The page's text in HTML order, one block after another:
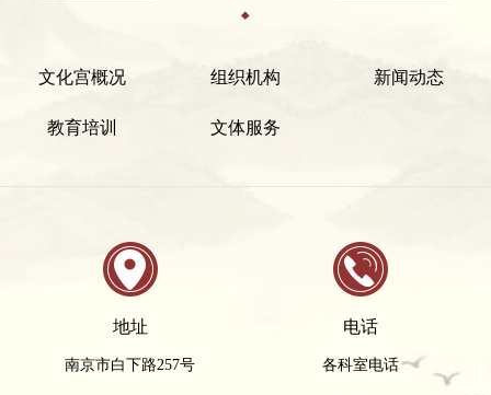
文化宫概况 组织机构 新闻动态
教育培训 文体服务
地址
南京市白下路257号
电话
各科室电话